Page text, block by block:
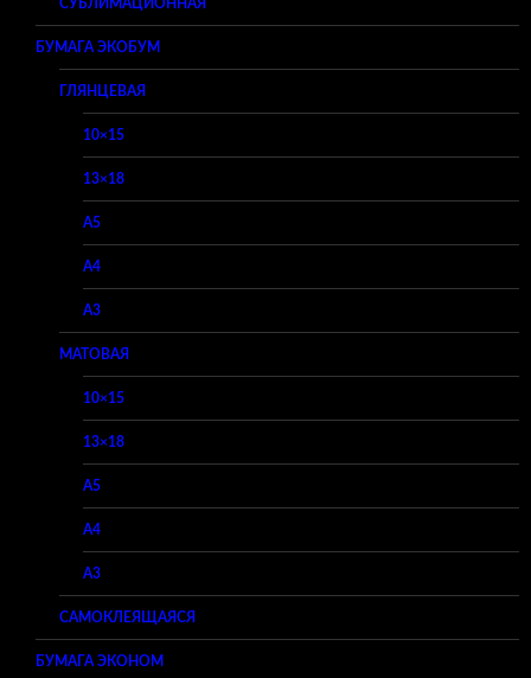
СУБЛИМАЦИОННАЯ
БУМАГА ЭКОБУМ
ГЛЯНЦЕВАЯ
10×15
13×18
A5
A4
A3
МАТОВАЯ
10×15
13×18
A5
A4
A3
САМОКЛЕЯЩАЯСЯ
БУМАГА ЭКОНОМ